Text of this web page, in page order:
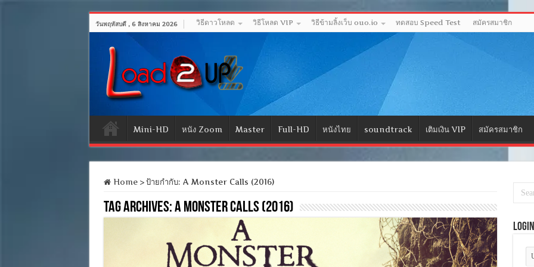
วันพฤหัสบดี , 6 สิงหาคม 2026 วิธีดาวโหลด วิธีโหลด VIP วิธีข้ามลิ้งเว็บ ouo.io ทดสอบ Speed Test สมัครสมาชิก
Mini-HD หนัง Zoom Master Full-HD หนังไทย soundtrack เติมเงิน VIP สมัครสมาชิก
Home > ป้ายกำกับ: A Monster Calls (2016)
Tag Archives:A Monster Calls (2016)
Login